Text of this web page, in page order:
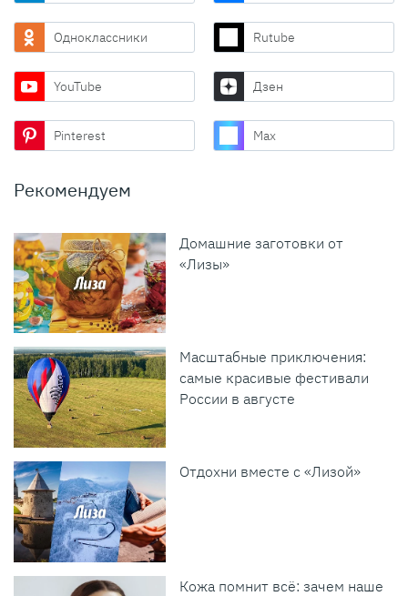
Одноклассники Rutube
YouTube Дзен
Pinterest Max
Рекомендуем
Домашние заготовки от
«Лизы»
Масштабные приключения:
самые красивые фестивали
России в августе
Отдохни вместе с «Лизой»
Кожа помнит всё: зачем наше